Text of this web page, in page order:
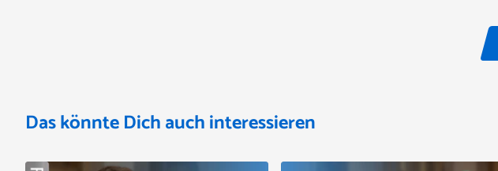
Das könnte Dich auch interessieren